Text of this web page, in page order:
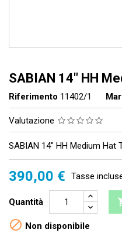
SABIAN 14" HH
Riferimento 11402/1
Valutazione
SABIAN 14" HH Medium Hat
390,00 € Tasse
Quantità
 Non disponibile